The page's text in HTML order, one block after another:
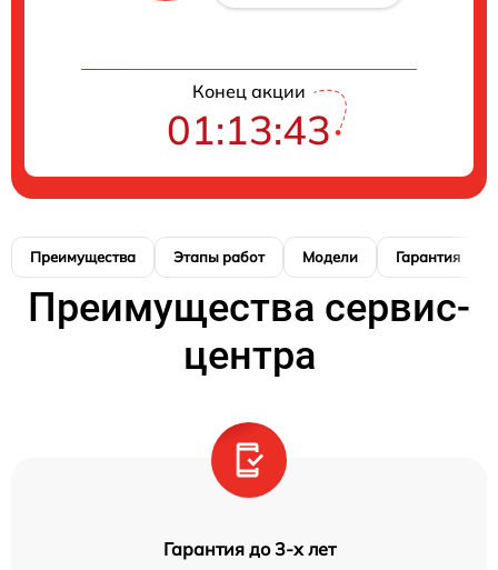
Конец акции
01:13:42
Преимущества Этапы работ Модели Гарантия
Преимущества сервис-
центра
Гарантия до 3-х лет